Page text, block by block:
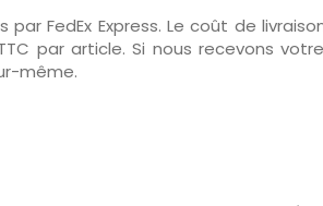
par FedEx Express. Le coût de
TTC par article. Si nous recevons
même.